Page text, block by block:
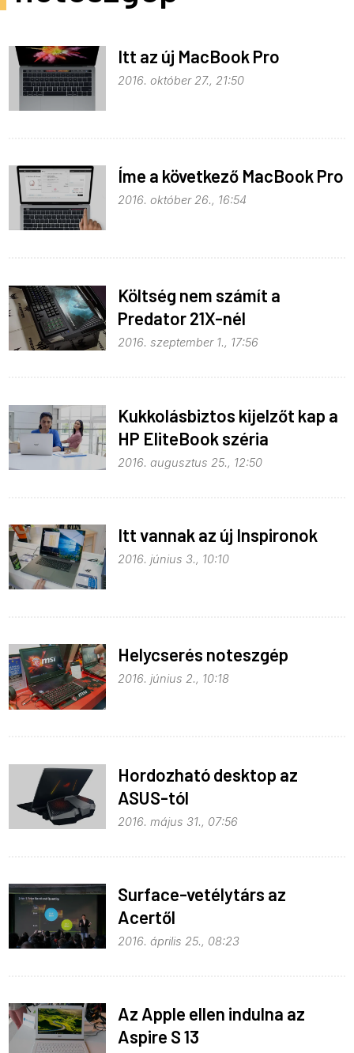
Itt az új MacBook Pro
2016. október 27., 21:50
Íme a következő MacBook Pro
2016. október 26., 16:54
Költség nem számít a
Predator 21X-nél
2016. szeptember 1., 17:56
Kukkolásbiztos kijelzőt kap a
HP EliteBook széria
2016. augusztus 25., 12:50
Itt vannak az új Inspironok
2016. június 3., 10:10
Helycserés noteszgép
2016. június 2., 10:18
Hordozható desktop az
ASUS-tól
2016. május 31., 07:56
Surface-vetélytárs az
Acertől
2016. április 25., 08:23
Az Apple ellen indulna az
Aspire S 13